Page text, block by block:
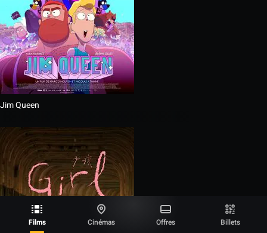
Films Cinémas Offres Billets
Jim Queen